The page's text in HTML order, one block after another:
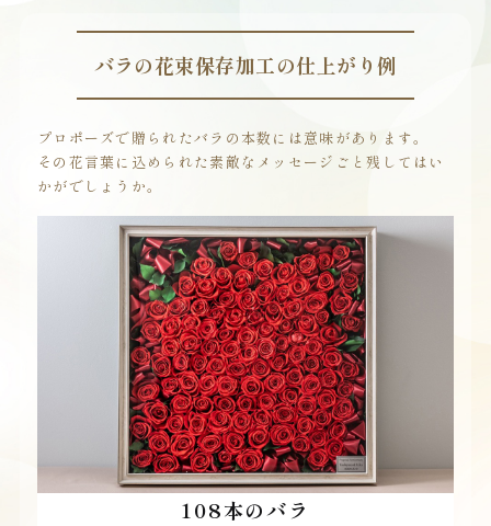
バラの花束保存加工の仕上がり例
プロポーズで贈られたバラの本数には意味があります。
その花言葉に込められた素敵なメッセージごと残してはい
かがでしょうか。
108本のバラ